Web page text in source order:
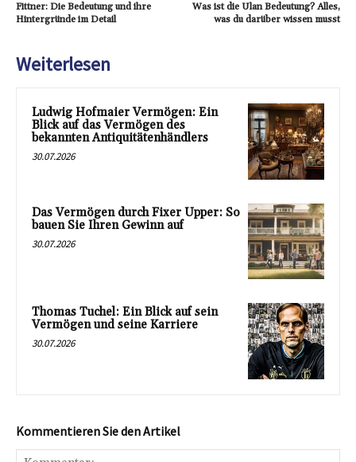
Fittner: Die Bedeutung und ihre
Hintergründe im Detail
Was ist die Ulan Bedeutung? Alles,
was du darüber wissen musst
Weiterlesen
Ludwig Hofmaier Vermögen: Ein
Blick auf das Vermögen des
bekannten Antiquitätenhändlers
30.07.2026
Das Vermögen durch Fixer Upper: So
bauen Sie Ihren Gewinn auf
30.07.2026
Thomas Tuchel: Ein Blick auf sein
Vermögen und seine Karriere
30.07.2026
Kommentieren Sie den Artikel